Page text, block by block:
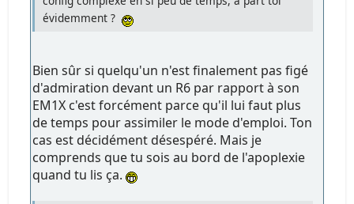
évidemment ?
Bien sûr si quelqu'un n'est finalement pas figé
d'admiration devant un R6 par rapport à son
EM1X c'est forcément parce qu'il lui faut plus
de temps pour assimiler le mode d'emploi. Ton
cas est décidément désespéré. Mais je
comprends que tu sois au bord de l'apoplexie
quand tu lis ça.